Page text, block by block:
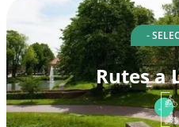
-
Rutes a